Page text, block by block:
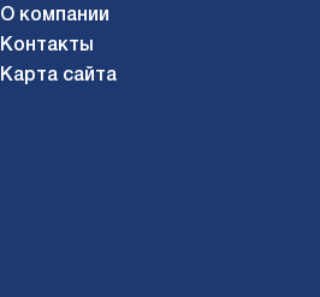
О компании
Контакты
Карта сайта